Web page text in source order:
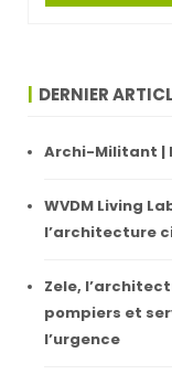
DERNIER
Archi-Militant |
WVDM Living
l’architecture
Zele,
pompiers et
l’urgence